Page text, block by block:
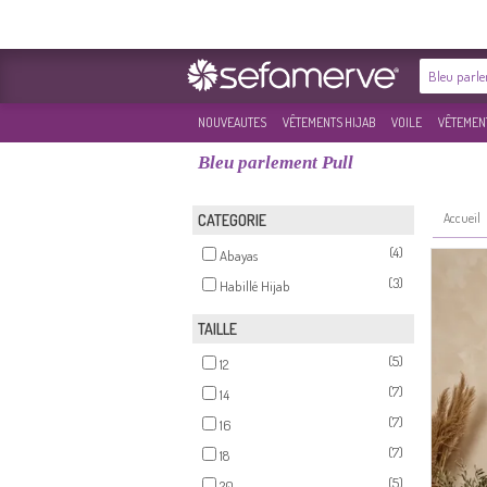
NOUVEAUTES VÊTEMENTS HIJAB VOILE
Bleu parlement Pull
CATEGORIE
Abayas
(4)
Habillé Hijab
(3)
TAILLE
12
(5)
14
(7)
16
(7)
18
(7)
(5)
Accueil